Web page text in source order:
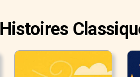
Histoires